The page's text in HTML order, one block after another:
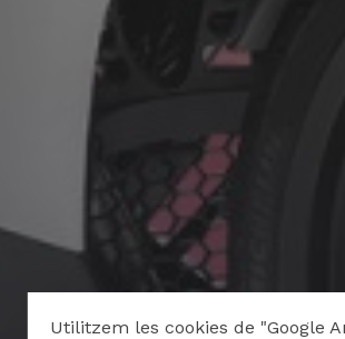
Utilitzem les cookies de "Google